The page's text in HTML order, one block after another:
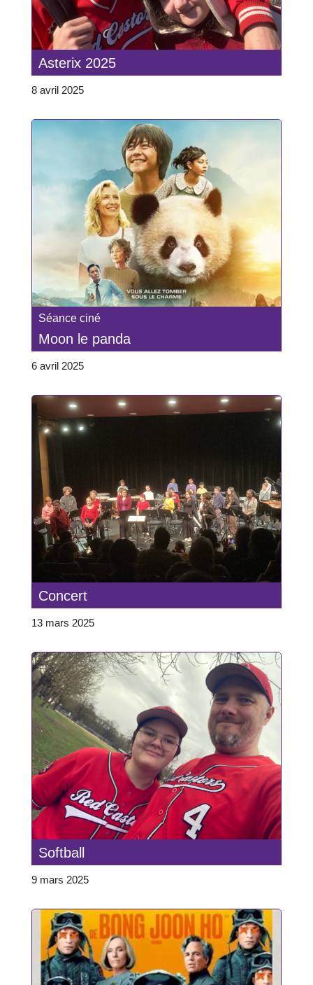
Asterix 2025
8 avril 2025
Séance ciné
Moon le panda
6 avril 2025
Concert
13 mars 2025
Softball
9 mars 2025